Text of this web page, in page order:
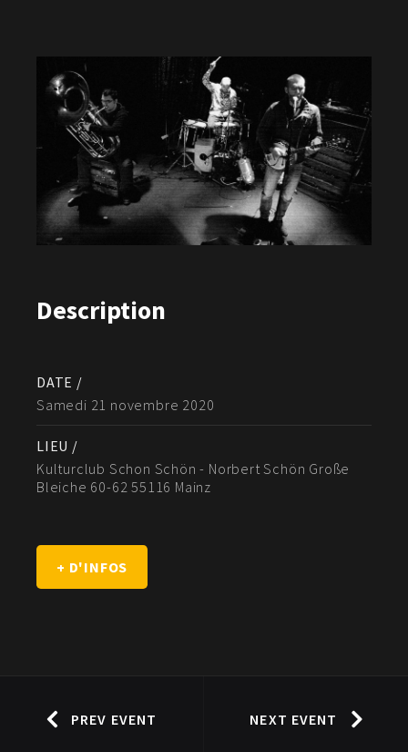
Description
DATE /
Samedi 21 novembre 2020
LIEU /
Kulturclub Schon Schön - Norbert Schön Große
Bleiche 60-62 55116 Mainz
+ D'INFOS
PREV EVENT NEXT EVENT